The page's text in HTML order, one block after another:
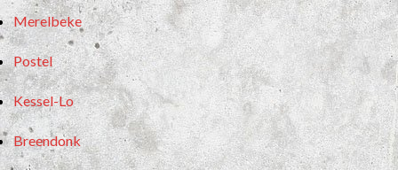
Merelbeke
Postel
Kessel-Lo
Breendonk